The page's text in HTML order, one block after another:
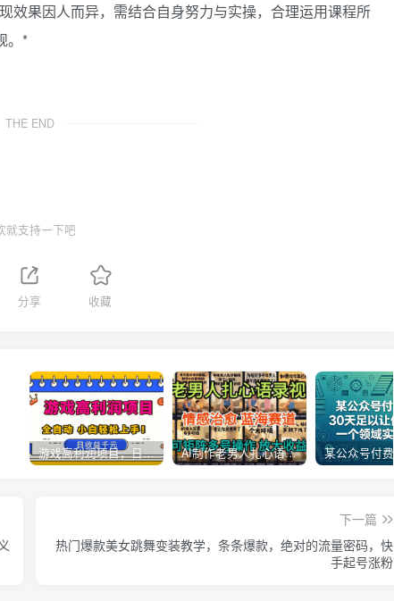
效果因人而异，需结合自身努力与实操，合理运用课程所
。*
THE END
就支持一下吧
分享 收藏
游戏高利润项目，日收益1k+，全自动，无需值守，解放双手，小白轻松上手【揭秘】 AI制作老男人扎心语录，5分钟一条，操作简单，流量非常大，保姆级教程
下一篇
热门爆款美女跳舞变装教学，条条爆款，绝对的流量密码，快
手起号涨粉